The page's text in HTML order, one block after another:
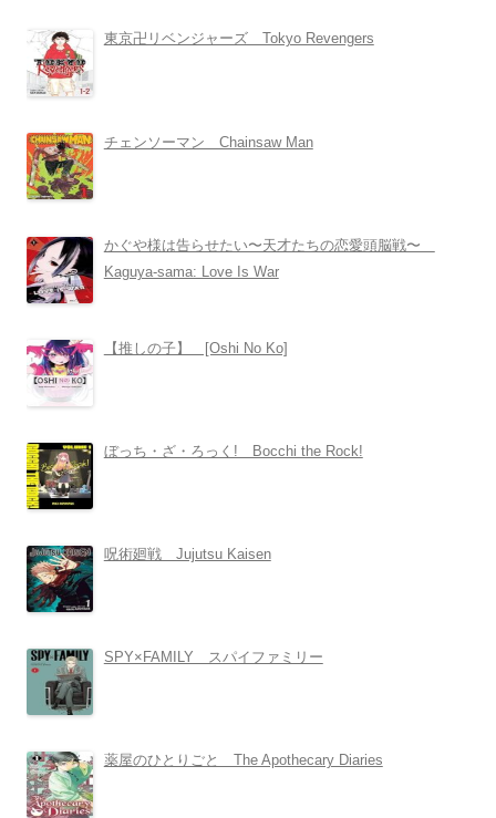
東京卍リベンジャーズ Tokyo Revengers
チェンソーマン Chainsaw Man
かぐや様は告らせたい〜天才たちの恋愛頭脳戦〜
Kaguya-sama: Love Is War
【推しの子】 [Oshi No Ko]
ぼっち・ざ・ろっく! Bocchi the Rock!
呪術廻戦 Jujutsu Kaisen
SPY×FAMILY スパイファミリー
薬屋のひとりごと The Apothecary Diaries